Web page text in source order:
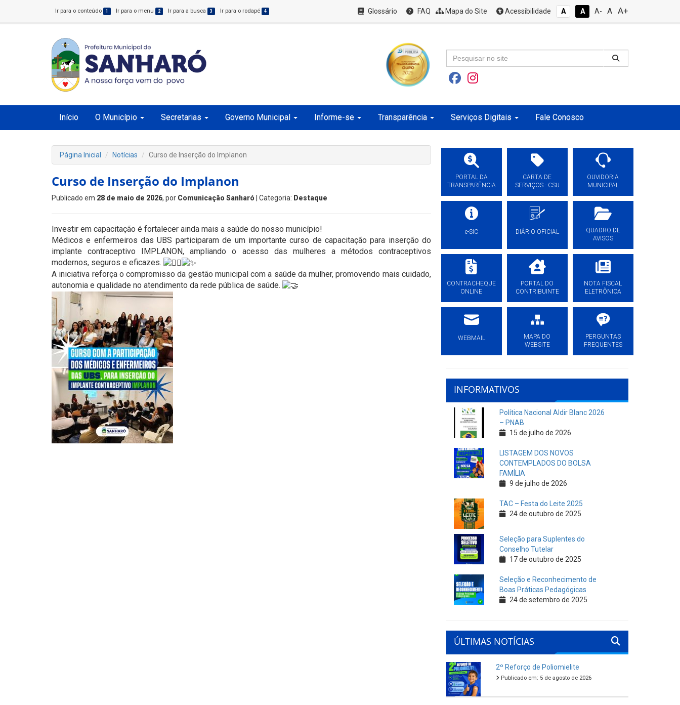
Ir para o conteúdo 1 Ir para o menu 2 Ir para a busca 3 Ir para o rodapé 4 Glossário FAQ Mapa do Site Acessibilidade A A A- A A+
Início O Município Secretarias Governo Municipal Informe-se Transparência Serviços Digitais Fale Conosco
Página Inicial Notícias Curso de Inserção do Implanon
Curso de Inserção do Implanon
Publicado em 28 de maio de 2026, por Comunicação Sanharó | Categoria: Destaque
Investir em capacitação é fortalecer ainda mais a saúde do nosso município!
Médicos e enfermeiros das UBS participaram de um importante curso de capacitação para inserção do
implante contraceptivo IMPLANON, ampliando o acesso das mulheres a métodos contraceptivos
modernos, seguros e eficazes.
A iniciativa reforça o compromisso da gestão municipal com a saúde da mulher, promovendo mais cuidado,
autonomia e qualidade no atendimento da rede pública de saúde.
PORTAL DA
TRANSPARÊNCIA
CARTA DE
SERVIÇOS - CSU
OUVIDORIA
MUNICIPAL
e-SIC DIÁRIO OFICIAL
QUADRO DE
AVISOS
CONTRACHEQUE
ONLINE
PORTAL DO
CONTRIBUINTE
NOTA FISCAL
ELETRÔNICA
WEBMAIL
MAPA DO
WEBSITE
PERGUNTAS
FREQUENTES
INFORMATIVOS
Política Nacional Aldir Blanc 2026
– PNAB
15 de julho de 2026
LISTAGEM DOS NOVOS
CONTEMPLADOS DO BOLSA
FAMÍLIA
9 de julho de 2026
TAC – Festa do Leite 2025
24 de outubro de 2025
Seleção para Suplentes do
Conselho Tutelar
17 de outubro de 2025
Seleção e Reconhecimento de
Boas Práticas Pedagógicas
24 de setembro de 2025
ÚLTIMAS NOTÍCIAS
2º Reforço de Poliomielite
Publicado em: 5 de agosto de 2026